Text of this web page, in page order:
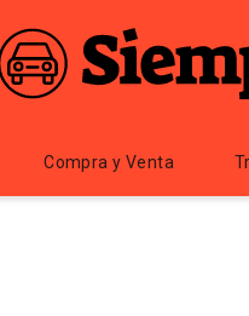
Compra y Venta